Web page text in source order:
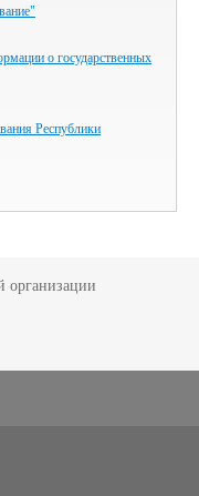
о государственных
Республики
организации